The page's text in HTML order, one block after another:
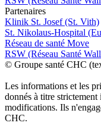
Partenaires
Klinik St. Josef (St. Vith)
St. Nikolaus-Hospital
Réseau de santé Move
RSW (Réseau Santé
© Groupe santé CHC
Les informations et les
donnés à titre
modifications. Ils
CHC.